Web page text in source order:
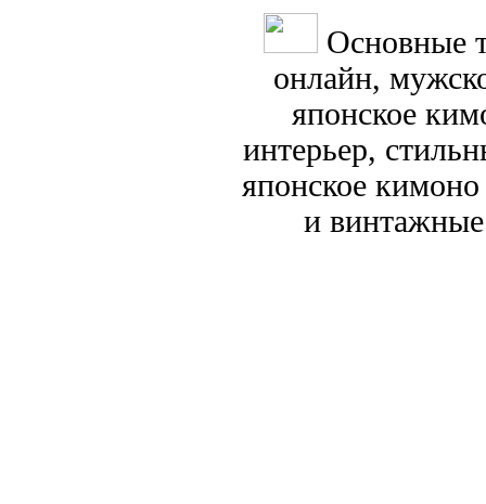
Основные
онлайн,
японское
интерьер,
японское
и